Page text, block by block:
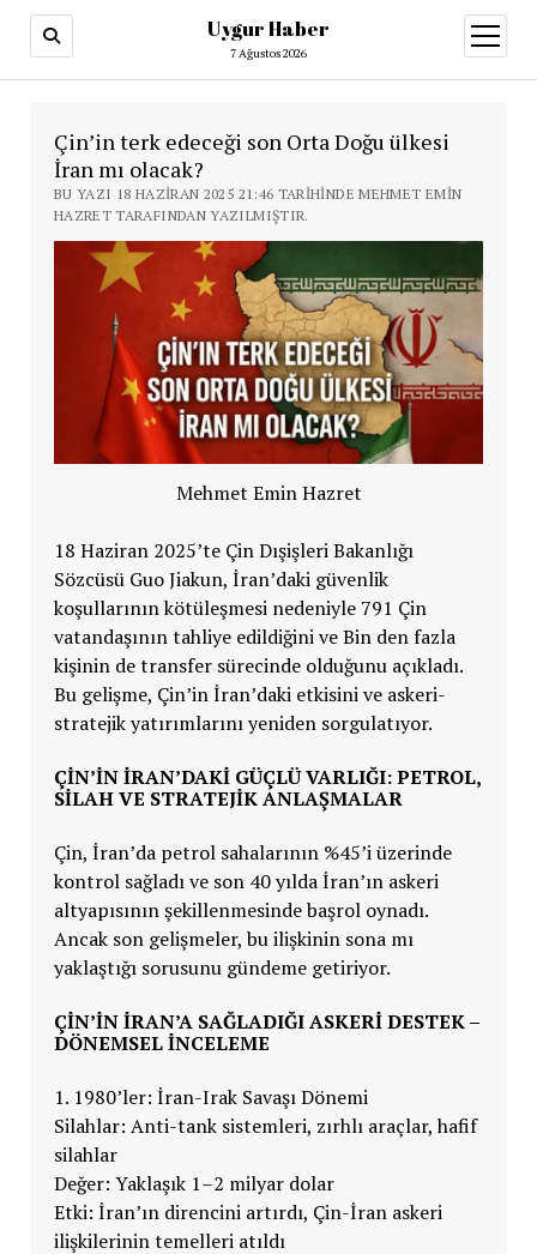
Uygur Haber
7 Ağustos 2026
aç
Çin’in terk edeceği son Orta Doğu ülkesi
İran mı olacak?
BU YAZI 18 HAZIRAN 2025 21:46 TARIHINDE MEHMET EMIN
HAZRET TARAFINDAN YAZILMIŞTIR.
Mehmet Emin Hazret
18 Haziran 2025’te Çin Dışişleri Bakanlığı
Sözcüsü Guo Jiakun, İran’daki güvenlik
koşullarının kötüleşmesi nedeniyle 791 Çin
vatandaşının tahliye edildiğini ve Bin den fazla
kişinin de transfer sürecinde olduğunu açıkladı.
Bu gelişme, Çin’in İran’daki etkisini ve askeri-
stratejik yatırımlarını yeniden sorgulatıyor.
ÇIN’IN İRAN’DAKI GÜÇLÜ VARLIĞI: PETROL,
SILAH VE STRATEJIK ANLAŞMALAR
Çin, İran’da petrol sahalarının %45’i üzerinde
kontrol sağladı ve son 40 yılda İran’ın askeri
altyapısının şekillenmesinde başrol oynadı.
Ancak son gelişmeler, bu ilişkinin sona mı
yaklaştığı sorusunu gündeme getiriyor.
ÇIN’IN İRAN’A SAĞLADIĞI ASKERI DESTEK –
DÖNEMSEL İNCELEME
1. 1980’ler: İran-Irak Savaşı Dönemi
Silahlar: Anti-tank sistemleri, zırhlı araçlar, hafif
silahlar
Değer: Yaklaşık 1–2 milyar dolar
Etki: İran’ın direncini artırdı, Çin-İran askeri
ilişkilerinin temelleri atıldı